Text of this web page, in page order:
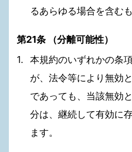
るあらゆる場合を含む
第21条 （分離可能性）
本規約のいずれかの条
が、法令等により無効
であっても、当該無効
分は、継続して有効に
ます。